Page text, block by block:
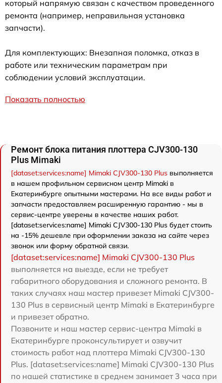
который напрямую связан с качеством проведенного
ремонта (например, неправильная установка
запчасти).
Для комплектующих: Внезапная поломка, отказ в
работе или техническим параметрам при
соблюдении условий эксплуатации.
Показать полностью
Ремонт блока питания плоттера CJV300-130
Plus Mimaki
[dataset:services:name] Mimaki CJV300-130 Plus выполняется
в нашем профильном сервисном центр Mimaki в
Екатеринбурге опытными мастерами. На все виды работ и
запчасти предоставляем расширенную гарантию - мы в
сервис-центре уверены в качестве наших работ.
[dataset:services:name] Mimaki CJV300-130 Plus будет стоить
на -15% дешевле при оформлении заказа на сайте через
звонок или форму обратной связи.
[dataset:services:name] Mimaki CJV300-130 Plus
выполняется на выезде, если не требует
габаритного оборудования и сложного ремонта. В
таких случаях наш мастер привезет Mimaki CJV300-
130 Plus в сервисный центр Mimaki в Екатеринбурге
и привезет обратно.
Позвоните и наш мастер сервис-центра Mimaki в
Екатеринбурге проконсультирует и озвучит
стоимость работ над плоттера Mimaki CJV300-130
Plus. [dataset:services:name] Mimaki CJV300-130 Plus
по нашей статистике в среднем занимает 3 часа при